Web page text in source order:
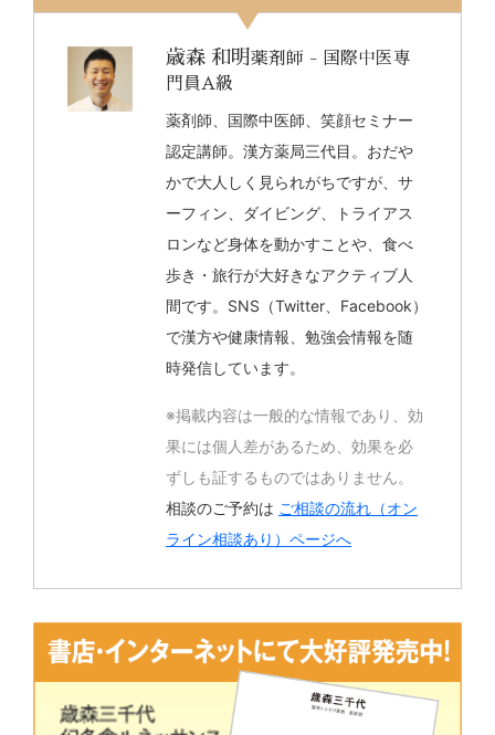
歳森 和明薬剤師 - 国際中医専
門員A級
薬剤師、国際中医師、笑顔セミナー
認定講師。漢方薬局三代目。おだや
かで大人しく見られがちですが、サ
ーフィン、ダイビング、トライアス
ロンなど身体を動かすことや、食べ
歩き・旅行が大好きなアクティブ人
間です。SNS（Twitter、Facebook）
で漢方や健康情報、勉強会情報を随
時発信しています。
※掲載内容は一般的な情報であり、効
果には個人差があるため、効果を必
ずしも証するものではありません。
相談のご予約は ご相談の流れ（オン
ライン相談あり）ページへ